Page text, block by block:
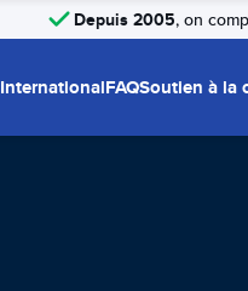
Depuis 2005, on
InternationalFAQSoutien à la